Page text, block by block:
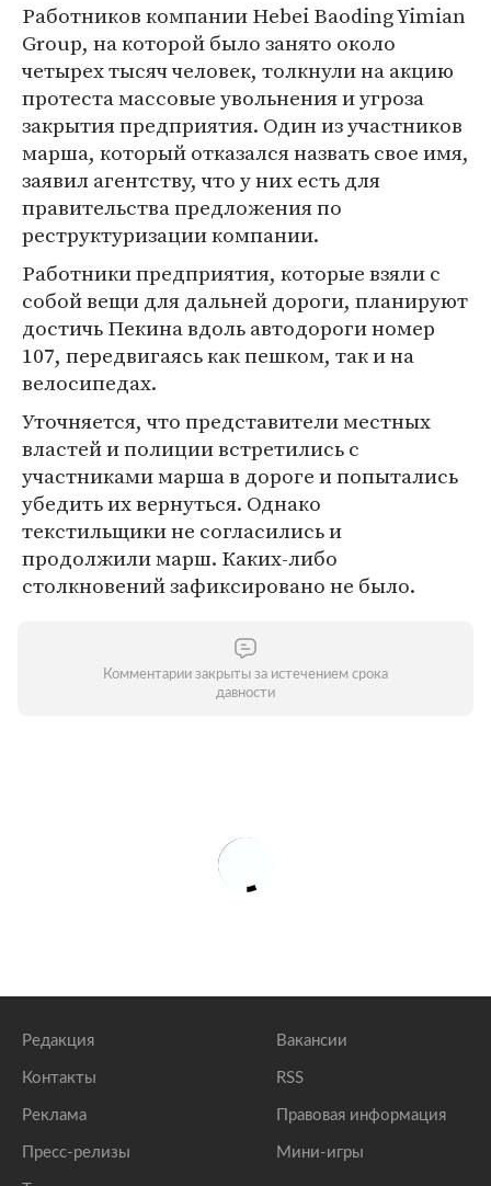
Работников компании Hebei Baoding Yimian
Group, на которой было занято около
четырех тысяч человек, толкнули на акцию
протеста массовые увольнения и угроза
закрытия предприятия. Один из участников
марша, который отказался назвать свое имя,
заявил агентству, что у них есть для
правительства предложения по
реструктуризации компании.
Работники предприятия, которые взяли с
собой вещи для дальней дороги, планируют
достичь Пекина вдоль автодороги номер
107, передвигаясь как пешком, так и на
велосипедах.
Уточняется, что представители местных
властей и полиции встретились с
участниками марша в дороге и попытались
убедить их вернуться. Однако
текстильщики не согласились и
продолжили марш. Каких-либо
столкновений зафиксировано не было.
Комментарии закрыты за истечением срока
давности
Редакция
Контакты
Реклама
Пресс-релизы
Вакансии
RSS
Правовая информация
Мини-игры